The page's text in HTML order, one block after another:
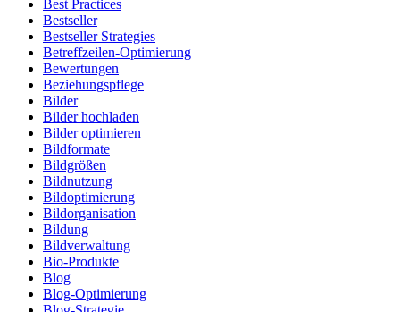
Best Practices
Bestseller
Bestseller Strategies
Betreffzeilen-Optimierung
Bewertungen
Beziehungspflege
Bilder
Bilder hochladen
Bilder optimieren
Bildformate
Bildgrößen
Bildnutzung
Bildoptimierung
Bildorganisation
Bildung
Bildverwaltung
Bio-Produkte
Blog
Blog-Optimierung